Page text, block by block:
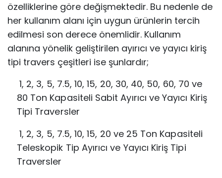
özelliklerine göre değişmektedir. Bu nedenle de
her kullanım alanı için uygun ürünlerin tercih
edilmesi son derece önemlidir. Kullanım
alanına yönelik geliştirilen ayırıcı ve yayıcı kiriş
tipi travers çeşitleri ise şunlardır;
1, 2, 3, 5, 7.5, 10, 15, 20, 30, 40, 50, 60, 70 ve
80 Ton Kapasiteli Sabit Ayırıcı ve Yayıcı Kiriş
Tipi Traversler
1, 2, 3, 5, 7.5, 10, 15, 20 ve 25 Ton Kapasiteli
Teleskopik Tip Ayırıcı ve Yayıcı Kiriş Tipi
Traversler